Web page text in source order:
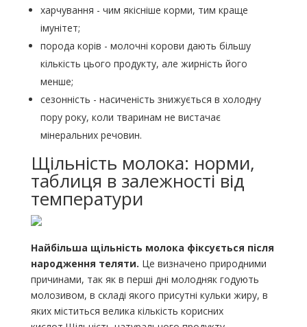
харчування - чим якісніше корми, тим краще
імунітет;
порода корів - молочні корови дають більшу
кількість цього продукту, але жирність його
менше;
сезонність - насиченість знижується в холодну
пору року, коли тваринам не вистачає
мінеральних речовин.
Щільність молока: норми,
таблиця в залежності від
температури
Найбільша щільність молока фіксується після
народження теляти. Це визначено природними
причинами, так як в перші дні молодняк годують
молозивом, в складі якого присутні кульки жиру, в
яких міститься велика кількість корисних